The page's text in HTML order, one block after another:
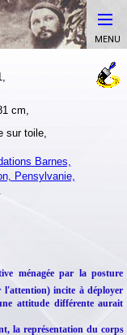
cm,
sur toile,
Barnes,
Pensylvanie,
ménagée par la posture
l'attention) incite à déployer
attitude différente aurait
la représentation du corps